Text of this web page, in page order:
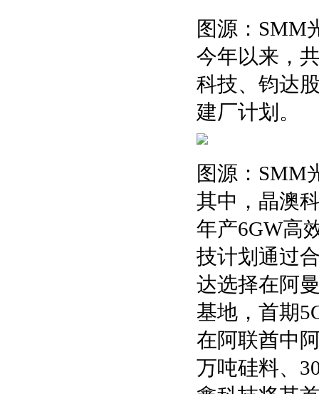
图源：SMM
今年以来，
科技、钧达
建厂计划。
图源：SMM
其中，晶澳
年产6GW高
技计划通过
达选择在阿
基地，首期
在阿联酋中
万吨硅料、